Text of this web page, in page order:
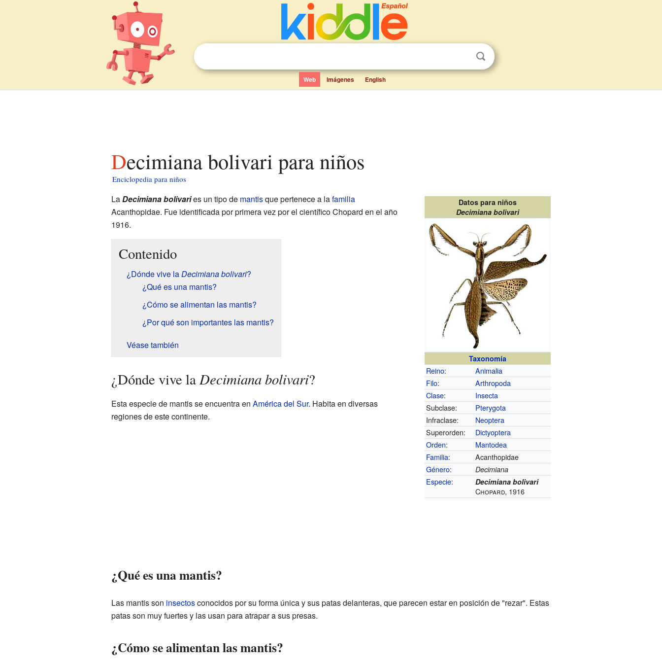
Web Imágenes English
Decimiana bolivari para niños
Enciclopedia para niños
Datos para niños
Decimiana bolivari
Taxonomía
Reino:
Animalia
Filo:
Arthropoda
Clase:
Insecta
Subclase:
Pterygota
Infraclase:
Neoptera
Superorden:
Dictyoptera
Orden:
Mantodea
Familia:
Acanthopidae
Género: Decimiana
Especie: Decimiana bolivari
Chopard, 1916
LaDecimiana bolivaries un tipo de mantisque pertenece a lafamilia
Acanthopidae. Fue identificada por primera vez por el científico Chopard en el año
1916.
Contenido
¿Dónde vive laDecimiana bolivari?
¿Qué es una mantis?
¿Cómo se alimentan las mantis?
¿Por qué son importantes las mantis?
Véase también
¿Dónde vive laDecimiana bolivari?
Esta especie de mantis se encuentra en América del Sur. Habita en diversas
regiones de este continente.
¿Qué es una mantis?
Las mantis son insectosconocidos por su forma única y sus patas delanteras, que parecen estar en posición de "rezar". Estas
patas son muy fuertes y las usan para atrapar a sus presas.
¿Cómo se alimentan las mantis?